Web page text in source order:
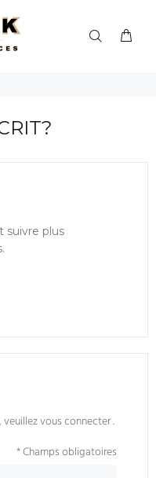
suivre plus
vous connecter .
* Champs obligatoires